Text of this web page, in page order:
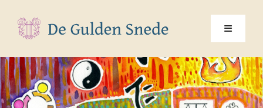
naar
inhoud
Toggle
Home